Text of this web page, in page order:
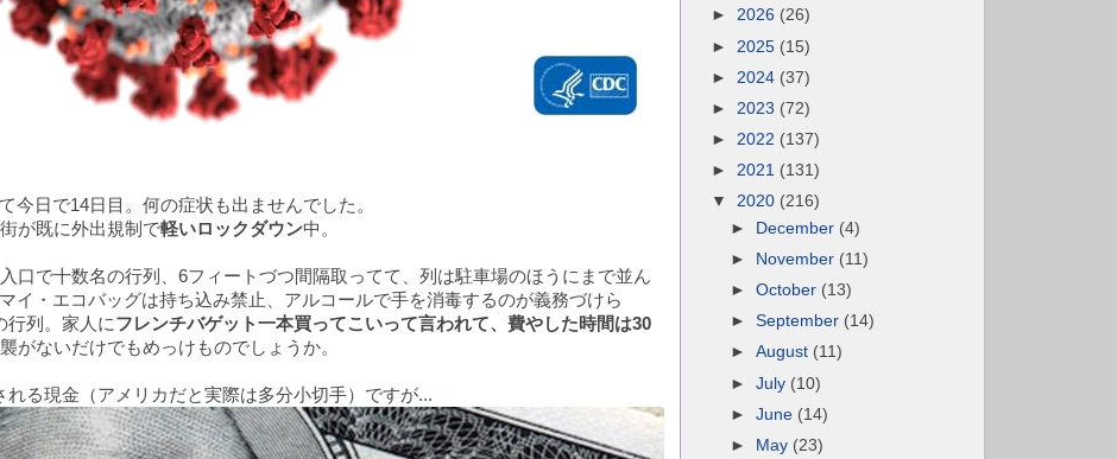
今日で14日目。何の症状も出ませんでした。
が既に外出規制で軽いロックダウン中。
口で十数名の行列、6フィートづつ間隔取ってて、列は駐車場のほうにまで並ん
イ・エコバッグは持ち込み禁止、アルコールで手を消毒するのが義務づけら
行列。家人にフレンチバゲット一本買ってこいって言われて、費やした時間は30
がないだけでもめっけものでしょうか。
る現金（アメリカだと実際は多分小切手）ですが...
► 2026 (26)
► 2025 (15)
► 2024 (37)
► 2023 (72)
► 2022 (137)
► 2021 (131)
▼ 2020 (216)
►
December (4)
►
November (11)
►October (13)
►September (14)
►August (11)
►July (10)
►June (14)
►
May (23)